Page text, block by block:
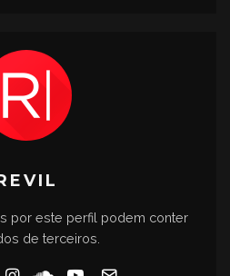
por este perfil podem conter
de terceiros.